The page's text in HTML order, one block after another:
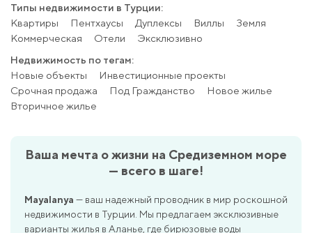
Типы недвижимости в Турции:
Квартиры
Пентхаусы Дуплексы Виллы
Земля
Коммерческая
Отели
Эксклюзивно
Недвижимость по тегам:
Новые объекты
Инвестиционные проекты
Срочная продажа
Под Гражданство
Новое жилье
Вторичное жилье
Ваша мечта о жизни на Средиземном море
— всего в шаге!
Mayalanya — ваш надежный проводник в мир роскошной
недвижимости в Турции. Мы предлагаем эксклюзивные
варианты жилья в Аланье, где бирюзовые воды